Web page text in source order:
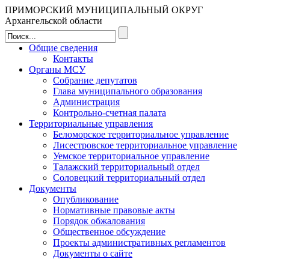
ПРИМОРСКИЙ МУНИЦИПАЛЬНЫЙ ОКРУГ
Архангельской области
Общие сведения
Контакты
Органы МСУ
Собрание депутатов
Глава муниципального образования
Администрация
Контрольно-счетная палата
Территориальные управления
Беломорское территориальное управление
Лисестровское территориальное управление
Уемское территориальное управление
Талажский территориальный отдел
Соловецкий территориальный отдел
Документы
Опубликование
Нормативные правовые акты
Порядок обжалования
Общественное обсуждение
Проекты административных регламентов
Документы о сайте